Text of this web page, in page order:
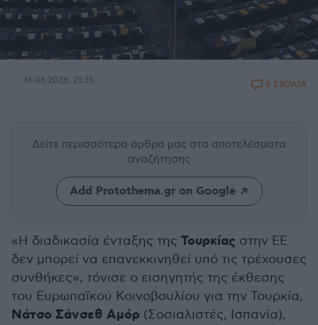
16.06.2026, 21:35 6 ΣΧΟΛΙΑ
Δείτε περισσότερα άρθρα μας στα αποτελέσματα
αναζήτησης
Add Protothema.gr on Google
«Η διαδικασία ένταξης της Τουρκίας στην ΕΕ
δεν μπορεί να επανεκκινηθεί υπό τις τρέχουσες
συνθήκες», τόνισε ο εισηγητής της έκθεσης
του Ευρωπαϊκού Κοινοβουλίου για την Τουρκία,
Νάτσο Σάνσεθ Αμόρ (Σοσιαλιστές, Ισπανία),